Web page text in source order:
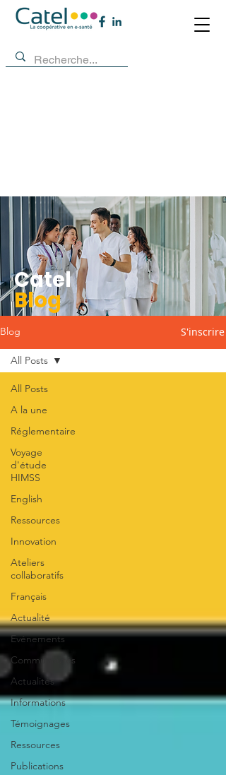
Blog S'inscrire
All Posts
A la une
Réglementaire
Voyage
d'étude
HIMSS
English
Ressources
Innovation
Ateliers
collaboratifs
Français
Actualité
Evénements
Communautés
Actualités
Informations
Témoignages
Ressources
Publications
All Posts
Catel
Blog